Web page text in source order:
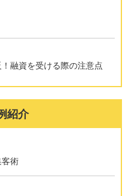
融資を受ける際の注意点
紹介
客術